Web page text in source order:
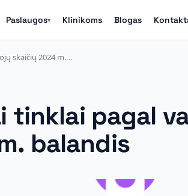
Paslaugos▾ Klinikoms Blogas
skaičių 2024 m.…
tinklai pagal
balandis